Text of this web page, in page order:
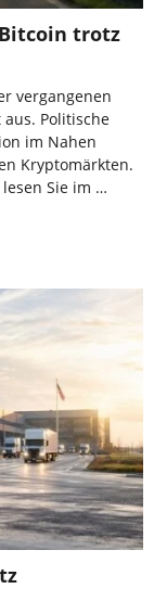
trotz
vergangenen
Politische
im Nahen
Kryptomärkten.
Sie im …